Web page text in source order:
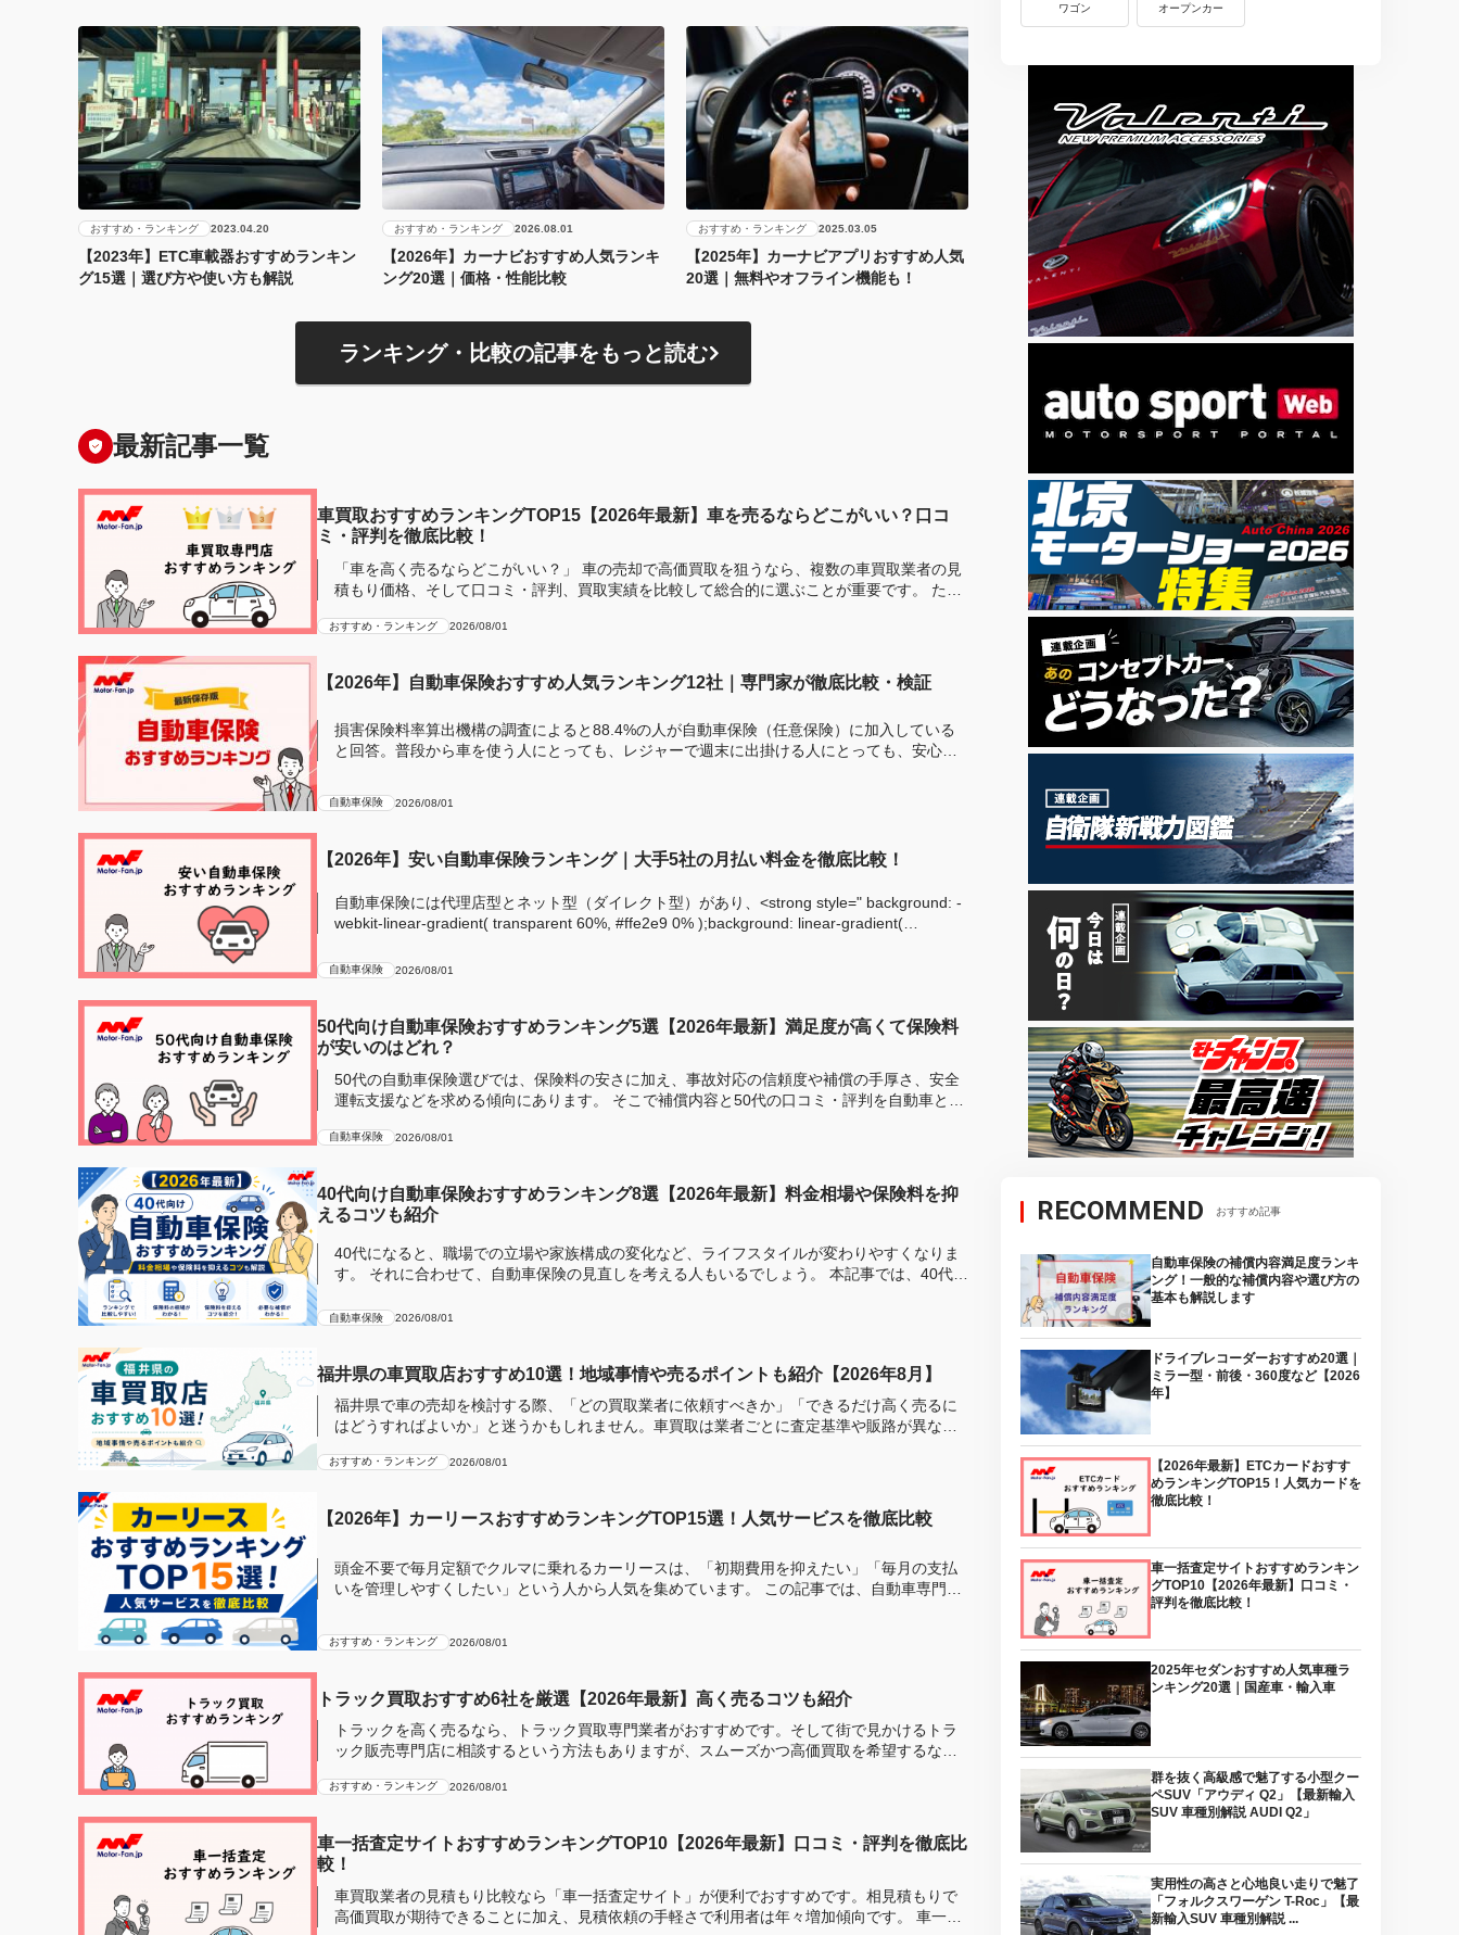
おすすめ・ランキング 2023.04.20
【2023年】ETC車載器おすすめランキン
グ15選｜選び方や使い方も解説
おすすめ・ランキング 2026.08.01
【2026年】カーナビおすすめ人気ランキ
ング20選｜価格・性能比較
おすすめ・ランキング 2025.03.05
【2025年】カーナビアプリおすすめ人気
20選｜無料やオフライン機能も！
ランキング・比較の記事をもっと読む
最新記事一覧
車買取おすすめランキングTOP15【2026年最新】車を売るならどこがいい？口コ
ミ・評判を徹底比較！
「車を高く売るならどこがいい？」 車の売却で高価買取を狙うなら、複数の車買取業者の見
積もり価格、そして口コミ・評判、買取実績を比較して総合的に選ぶことが重要です。 ただ
おすすめ・ランキング 2026/08/01
【2026年】自動車保険おすすめ人気ランキング12社｜専門家が徹底比較・検証
損害保険料率算出機構の調査によると88.4%の人が自動車保険（任意保険）に加入している
と回答。普段から車を使う人にとっても、レジャーで週末に出掛ける人にとっても、安心・
自動車保険 2026/08/01
【2026年】安い自動車保険ランキング｜大手5社の月払い料金を徹底比較！
自動車保険には代理店型とネット型（ダイレクト型）があり、<strong style=" background: -
webkit-linear-gradient( transparent 60%, #ffe2e9 0% );background: linear-gradient(
自動車保険 2026/08/01
50代向け自動車保険おすすめランキング5選【2026年最新】満足度が高くて保険料
が安いのはどれ？
50代の自動車保険選びでは、保険料の安さに加え、事故対応の信頼度や補償の手厚さ、安全
運転支援などを求める傾向にあります。 そこで補償内容と50代の口コミ・評判を自動車と保
自動車保険 2026/08/01
40代向け自動車保険おすすめランキング8選【2026年最新】料金相場や保険料を抑
えるコツも紹介
40代になると、職場での立場や家族構成の変化など、ライフスタイルが変わりやすくなりま
す。 それに合わせて、自動車保険の見直しを考える人もいるでしょう。 本記事では、40代に
自動車保険 2026/08/01
福井県の車買取店おすすめ10選！地域事情や売るポイントも紹介【2026年8月】
福井県で車の売却を検討する際、「どの買取業者に依頼すべきか」「できるだけ高く売るに
はどうすればよいか」と迷うかもしれません。車買取は業者ごとに査定基準や販路が異なる
おすすめ・ランキング 2026/08/01
【2026年】カーリースおすすめランキングTOP15選！人気サービスを徹底比較
頭金不要で毎月定額でクルマに乗れるカーリースは、「初期費用を抑えたい」「毎月の支払
いを管理しやすくしたい」という人から人気を集めています。 この記事では、自動車専門メ
おすすめ・ランキング 2026/08/01
トラック買取おすすめ6社を厳選【2026年最新】高く売るコツも紹介
トラックを高く売るなら、トラック買取専門業者がおすすめです。そして街で見かけるトラ
ック販売専門店に相談するという方法もありますが、スムーズかつ高価買取を希望するな
おすすめ・ランキング 2026/08/01
車一括査定サイトおすすめランキングTOP10【2026年最新】口コミ・評判を徹底比
較！
車買取業者の見積もり比較なら「車一括査定サイト」が便利でおすすめです。相見積もりで
高価買取が期待できることに加え、見積依頼の手軽さで利用者は年々増加傾向です。 車一括
ワゴン オープンカー
RECOMMEND おすすめ記事
自動車保険の補償内容満足度ランキ
ング！一般的な補償内容や選び方の
基本も解説します
ドライブレコーダーおすすめ20選｜
ミラー型・前後・360度など【2026
年】
【2026年最新】ETCカードおすす
めランキングTOP15！人気カードを
徹底比較！
車一括査定サイトおすすめランキン
グTOP10【2026年最新】口コミ・
評判を徹底比較！
2025年セダンおすすめ人気車種ラ
ンキング20選｜国産車・輸入車
群を抜く高級感で魅了する小型クー
ペSUV「アウディ Q2」【最新輸入
SUV 車種別解説 AUDI Q2」
実用性の高さと心地良い走りで魅了
「フォルクスワーゲン T-Roc」【最
新輸入SUV 車種別解説 ...